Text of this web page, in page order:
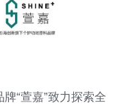
“萱嘉”致力探索全